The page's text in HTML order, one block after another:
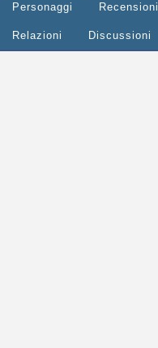
Personaggi Recensioni
Relazioni Discussioni